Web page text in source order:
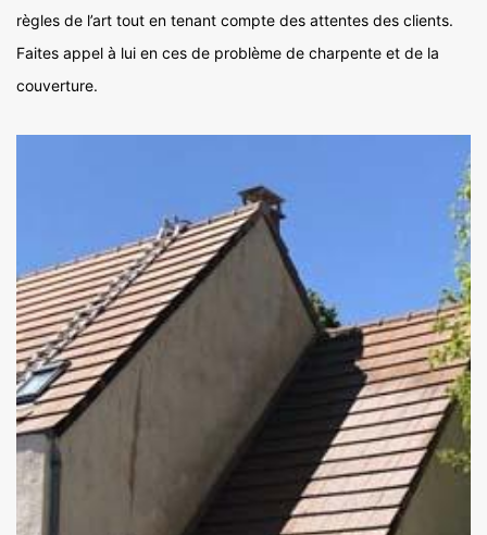
règles de l’art tout en tenant compte des attentes des clients.
Faites appel à lui en ces de problème de charpente et de la
couverture.